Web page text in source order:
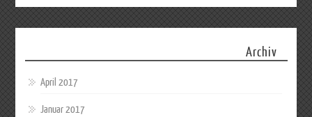
Archiv
April 2017
Januar 2017